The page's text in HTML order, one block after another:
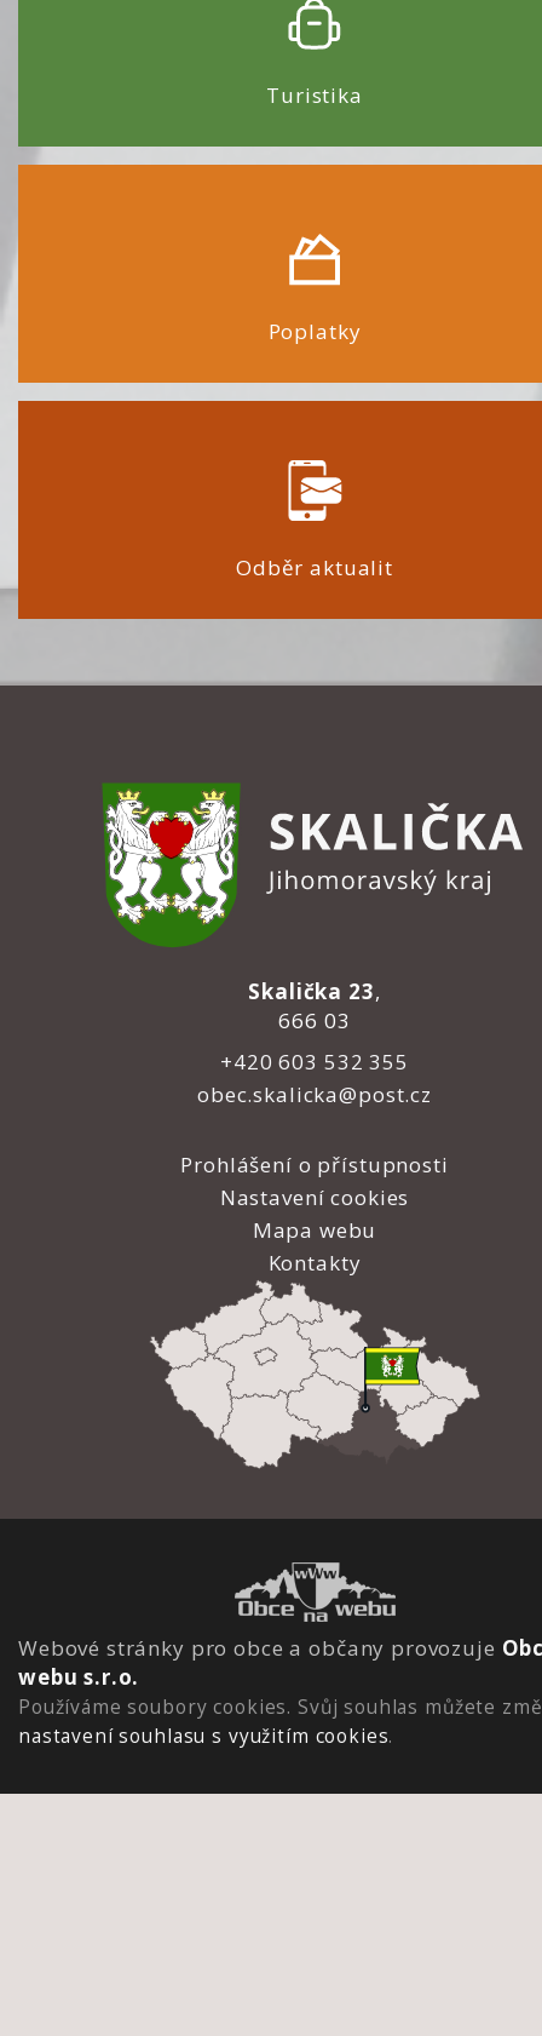
Turistika
Poplatky
Odběr aktualit
Skalička 23,
666 03
+420 603 532 355
obec.skalicka@post.cz
Prohlášení o přístupnosti
Nastavení cookies
Mapa webu
Kontakty
Webové stránky pro obce a občany provozuje
webu s.r.o.
Používáme soubory cookies. Svůj souhlas můžete
nastavení souhlasu s využitím cookies.